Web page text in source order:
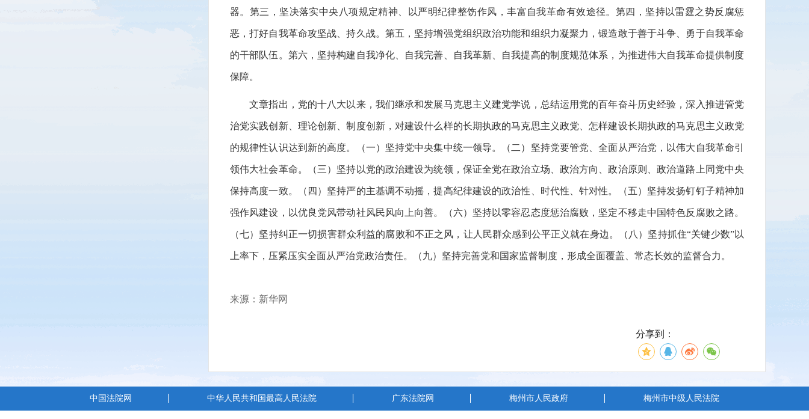
器。第三，坚决落实中央八项规定精神、以严明纪律整饬作风，丰富自我革命有效途径。第四，坚持以雷霆之势反腐惩
恶，打好自我革命攻坚战、持久战。第五，坚持增强党组织政治功能和组织力凝聚力，锻造敢于善于斗争、勇于自我革命
的干部队伍。第六，坚持构建自我净化、自我完善、自我革新、自我提高的制度规范体系，为推进伟大自我革命提供制度
保障。
文章指出，党的十八大以来，我们继承和发展马克思主义建党学说，总结运用党的百年奋斗历史经验，深入推进管党
治党实践创新、理论创新、制度创新，对建设什么样的长期执政的马克思主义政党、怎样建设长期执政的马克思主义政党
的规律性认识达到新的高度。（一）坚持党中央集中统一领导。（二）坚持党要管党、全面从严治党，以伟大自我革命引
领伟大社会革命。（三）坚持以党的政治建设为统领，保证全党在政治立场、政治方向、政治原则、政治道路上同党中央
保持高度一致。（四）坚持严的主基调不动摇，提高纪律建设的政治性、时代性、针对性。（五）坚持发扬钉钉子精神加
强作风建设，以优良党风带动社风民风向上向善。（六）坚持以零容忍态度惩治腐败，坚定不移走中国特色反腐败之路。
（七）坚持纠正一切损害群众利益的腐败和不正之风，让人民群众感到公平正义就在身边。（八）坚持抓住“关键少数”以
上率下，压紧压实全面从严治党政治责任。（九）坚持完善党和国家监督制度，形成全面覆盖、常态长效的监督合力。
来源：新华网
分享到：
中国法院网 中华人民共和国最高人民法院 广东法院网 梅州市人民政府 梅州市中级人民法院